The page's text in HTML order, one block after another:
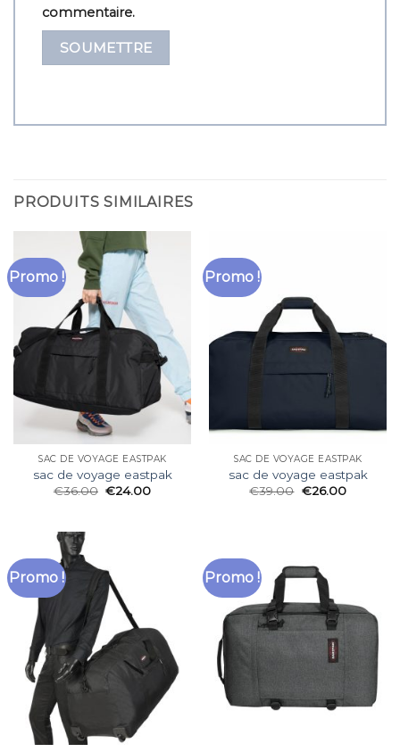
commentaire.
PRODUITS SIMILAIRES
Promo !
SAC DE VOYAGE EASTPAK
sac de voyage eastpak
€36.00 €24.00
Promo !
SAC DE VOYAGE EASTPAK
sac de voyage eastpak
€39.00 €26.00
Promo ! Promo !